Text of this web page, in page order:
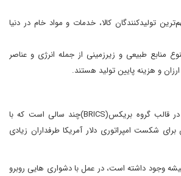
تولیدکنندگان کالا، خدمات و مواد خام در دنیا
منابع طبیعی و زیرزمینی از جمله انرژی و عناصر
و هزینه پایین تولید هستند.
سران اقتصادهای نوظهور در قالب گروه بریکس(BRICS)چند سالی است که با
شکست امپراتوری دلار آمریکا طرفداران زیادی
همیشه وجود داشته است، در عمل با دشواری هایی روبرو